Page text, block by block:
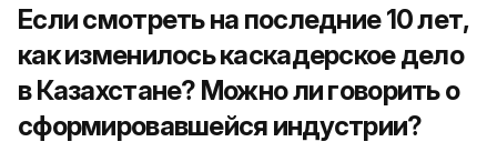
Если смотреть на последние 10 лет,
как изменилось каскадерское дело
в Казахстане? Можно ли говорить о
сформировавшейся индустрии?